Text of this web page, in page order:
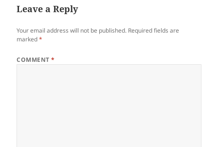
Leave a Reply
Your email address will not be published. Required fields are
marked*
COMMENT*